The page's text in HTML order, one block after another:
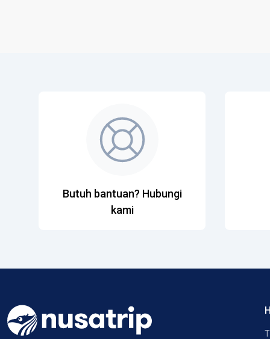
Butuh bantuan? Hubungi
kami